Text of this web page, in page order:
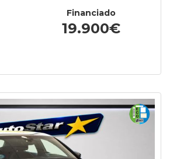
Financiado
19.900€